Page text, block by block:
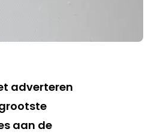
adverteren
aan de